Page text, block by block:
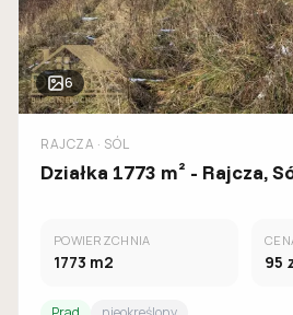
6
RAJCZA · SÓL
Działka 1773 m² - Rajcza,
POWIERZCHNIA
1773 m2 95